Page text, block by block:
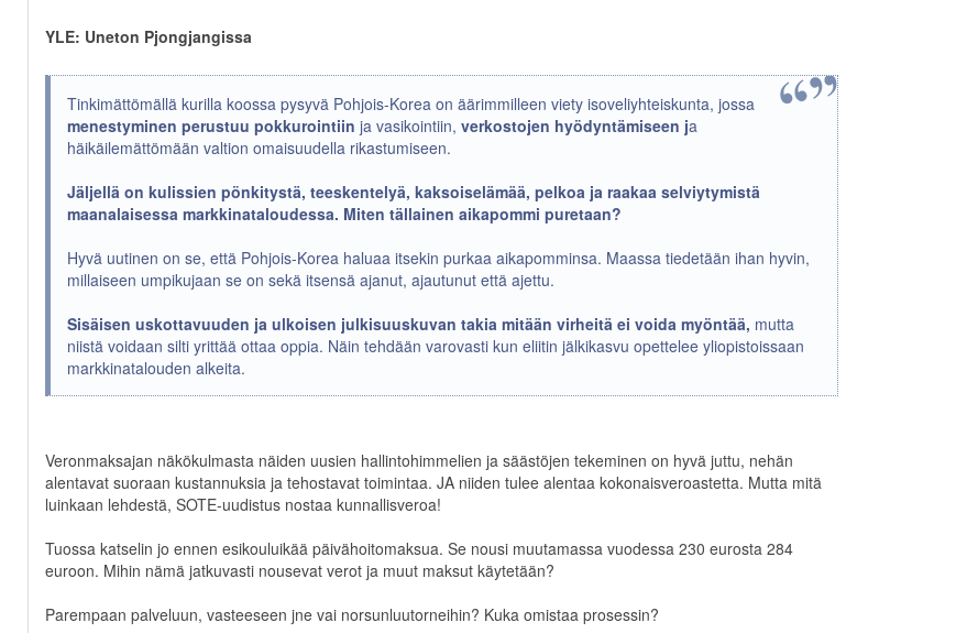
YLE: Uneton Pjongjangissa
Tinkimättömällä kurilla koossa pysyvä Pohjois-Korea on äärimmilleen viety isoveliyhteiskunta, jossa
menestyminen perustuu pokkurointiin ja vasikointiin, verkostojen hyödyntämiseen ja
häikäilemättömään valtion omaisuudella rikastumiseen.
Jäljellä on kulissien pönkitystä, teeskentelyä, kaksoiselämää, pelkoa ja raakaa selviytymistä
maanalaisessa markkinataloudessa. Miten tällainen aikapommi puretaan?
Hyvä uutinen on se, että Pohjois-Korea haluaa itsekin purkaa aikapomminsa. Maassa tiedetään ihan hyvin,
millaiseen umpikujaan se on sekä itsensä ajanut, ajautunut että ajettu.
Sisäisen uskottavuuden ja ulkoisen julkisuuskuvan takia mitään virheitä ei voida myöntää, mutta
niistä voidaan silti yrittää ottaa oppia. Näin tehdään varovasti kun eliitin jälkikasvu opettelee yliopistoissaan
markkinatalouden alkeita.
Veronmaksajan näkökulmasta näiden uusien hallintohimmelien ja säästöjen tekeminen on hyvä juttu, nehän
alentavat suoraan kustannuksia ja tehostavat toimintaa. JA niiden tulee alentaa kokonaisveroastetta. Mutta mitä
luinkaan lehdestä, SOTE-uudistus nostaa kunnallisveroa!
Tuossa katselin jo ennen esikouluikää päivähoitomaksua. Se nousi muutamassa vuodessa 230 eurosta 284
euroon. Mihin nämä jatkuvasti nousevat verot ja muut maksut käytetään?
Parempaan palveluun, vasteeseen jne vai norsunluutorneihin? Kuka omistaa prosessin?